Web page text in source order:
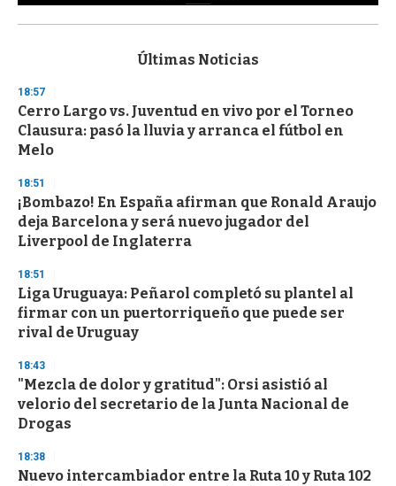
s
d
s
o
f
3
s
e
c
o
n
Últimas Noticias
18:57
Cerro Largo vs. Juventud en vivo por el Torneo
Clausura: pasó la lluvia y arranca el fútbol en
Melo
18:51
¡Bombazo! En España afirman que Ronald Araujo
deja Barcelona y será nuevo jugador del
Liverpool de Inglaterra
18:51
Liga Uruguaya: Peñarol completó su plantel al
firmar con un puertorriqueño que puede ser
rival de Uruguay
18:43
"Mezcla de dolor y gratitud": Orsi asistió al
velorio del secretario de la Junta Nacional de
Drogas
18:38
Nuevo intercambiador entre la Ruta 10 y Ruta 102